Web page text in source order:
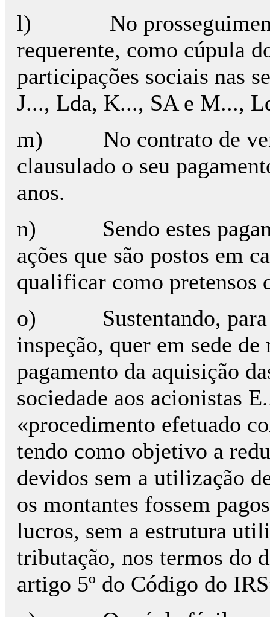
l) No prosseguimento
requerente, como cúpula
participações sociais nas
J..., Lda, K..., SA e M...,
m) No contrato de
clausulado o seu
anos.
n) Sendo estes
ações que são postos em
qualificar como pretensos
o) Sustentando, para o
inspeção, quer em sede
pagamento da aquisição
sociedade aos acionistas
«procedimento efetuado
tendo como objetivo a
devidos sem a utilização
os montantes fossem
lucros, sem a estrutura
tributação, nos termos do
artigo 5º do Código do